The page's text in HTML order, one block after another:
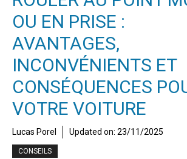
OU EN PRISE :
AVANTAGES,
INCONVÉNIENTS ET
CONSÉQUENCES
VOTRE VOITURE
Lucas Porel Updated on: 23/11/2025
CONSEILS